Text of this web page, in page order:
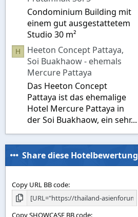
Condominium Building mit
einem gut ausgestattetem
Studio 30 m²
H
Heeton Concept Pattaya,
Soi Buakhaow - ehemals
Mercure Pattaya
Das Heeton Concept
Pattaya ist das ehemalige
Hotel Mercure Pattaya in
der Soi Buakhaow, ein sehr...
Share diese Hotelbewertung
Copy URL BB code
Copy SHOWCASE BB code